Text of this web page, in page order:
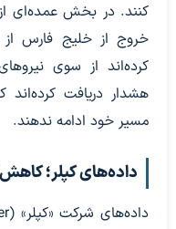
کنند. در بخش عمده‌ای
خروج از خلیج فارس از
کرده‌اند از سوی
هشدار دریافت کرده‌اند
مسیر خود ادامه ندهند.
داده‌های کپلر؛